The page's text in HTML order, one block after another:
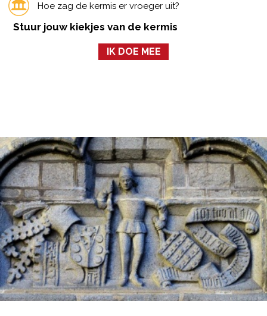
Hoe zag de kermis er vroeger uit?
Stuur jouw kiekjes van de kermis
IK DOE MEE